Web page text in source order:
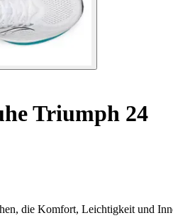
Triumph 24
die Komfort, Leichtigkeit und